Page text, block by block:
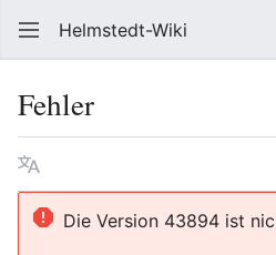
Helmstedt-Wiki
Fehler
Sprache
Die Version 43894 ist